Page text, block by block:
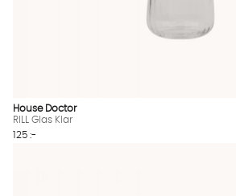
House Doctor
RILL Glas Klar
125 :-